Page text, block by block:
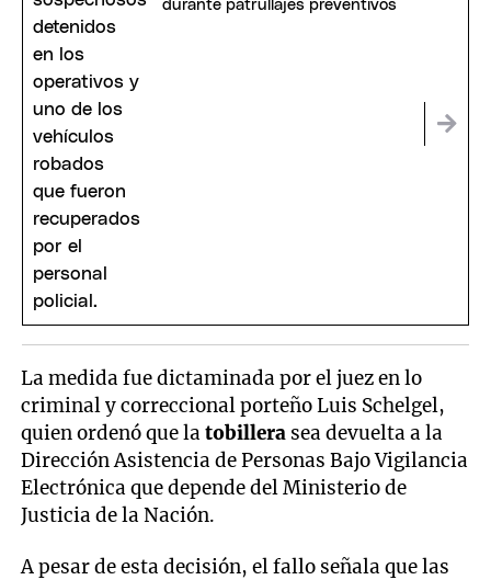
durante patrullajes preventivos
La medida fue dictaminada por el juez en lo
criminal y correccional porteño Luis Schelgel,
quien ordenó que latobillera sea devuelta a la
Dirección Asistencia de Personas Bajo Vigilancia
Electrónica que depende del Ministerio de
Justicia de la Nación.
A pesar de esta decisión, el fallo señala que las